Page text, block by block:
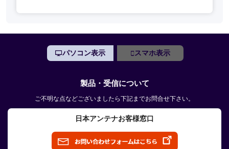
パソコン表示 スマホ表示
製品・受信について
ご不明な点などございましたら下記までお問合せ下さい。
日本アンテナお客様窓口